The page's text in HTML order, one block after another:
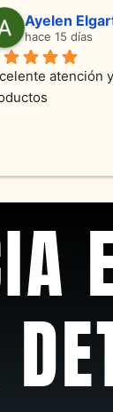
Sandra
hace 4 meses
atención
todo momento